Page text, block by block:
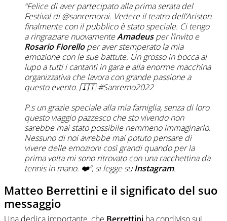
“Felice di aver partecipato alla prima serata del
Festival di @sanremorai. Vedere il teatro dell’Ariston
finalmente con il pubblico è stato speciale. Ci tengo
a ringraziare nuovamenteAmadeusper l’invito e
Rosario Fiorelloper aver stemperato la mia
emozione con le sue battute. Un grosso in bocca al
lupo a tutti i cantanti in gara e alla enorme macchina
organizzativa che lavora con grande passione a
questo evento. 🇮🇹 #Sanremo2022
P.s un grazie speciale alla mia famiglia, senza di loro
questo viaggio pazzesco che sto vivendo non
sarebbe mai stato possibile nemmeno immaginarlo.
Nessuno di noi avrebbe mai potuto pensare di
vivere delle emozioni così grandi quando per la
prima volta mi sono ritrovato con una racchettina da
tennis in mano. ❤️”, si legge suInstagram.
Matteo Berrettini e il significato del suo
messaggio